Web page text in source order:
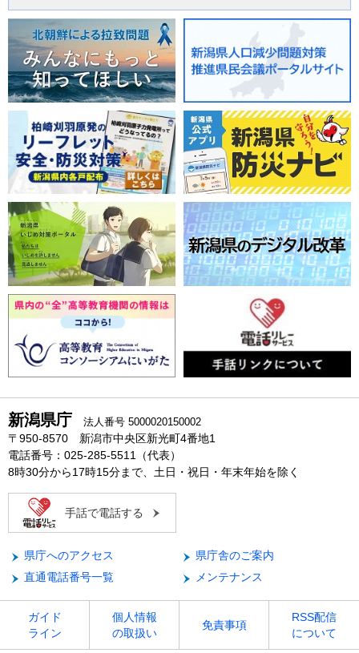
新潟県庁 法人番号 5000020150002
〒950-8570 新潟市中央区新光町4番地1
電話番号：025-285-5511（代表）
8時30分から17時15分まで、土日・祝日・年末年始を除く
手話で電話する
県庁へのアクセス
県庁舎のご案内
直通電話番号一覧
メンテナンス
ガイド
ライン
個人情報
の取扱い
免責事項
RSS配信
について